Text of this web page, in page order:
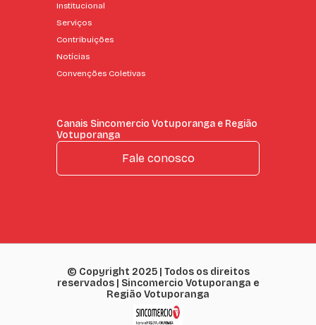
Institucional
Serviços
Contribuições
Notícias
Convenções Coletivas
Canais Sincomercio Votuporanga e Região
Votuporanga
Fale conosco
© Copyright 2025 | Todos os direitos
reservados | Sincomercio Votuporanga e
Região Votuporanga